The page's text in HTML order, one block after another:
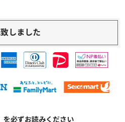
しました
必ずお読みください